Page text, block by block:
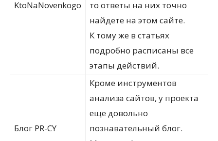
KtoNaNovenkogo
то ответы на них точно
найдете на этом сайте.
К тому же в статьях
подробно расписаны все
этапы действий.
Блог PR-CY
Кроме инструментов
анализа сайтов, у проекта
еще довольно
познавательный блог.